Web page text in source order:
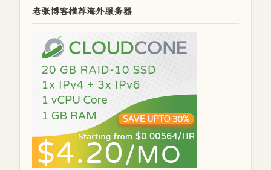
老张博客推荐海外服务器